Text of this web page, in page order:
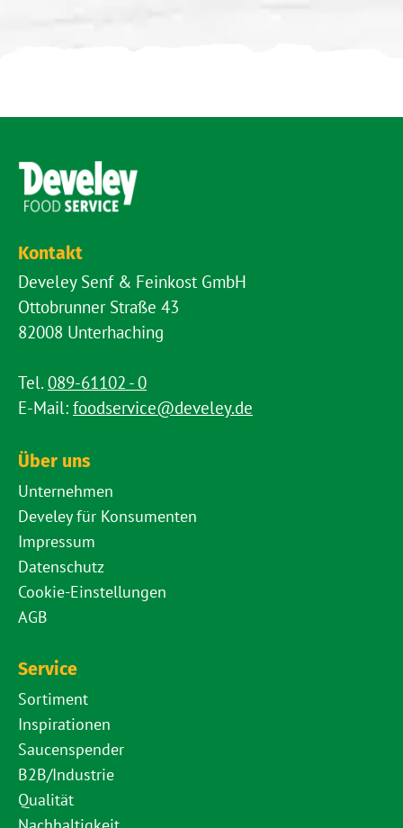
Kontakt
Develey Senf & Feinkost GmbH
Ottobrunner Straße 43
82008 Unterhaching
Tel. 089-61102 - 0
E-Mail: foodservice@develey.de
Über uns
Unternehmen
Develey für Konsumenten
Impressum
Datenschutz
Cookie-Einstellungen
AGB
Service
Sortiment
Inspirationen
Saucenspender
B2B/Industrie
Qualität